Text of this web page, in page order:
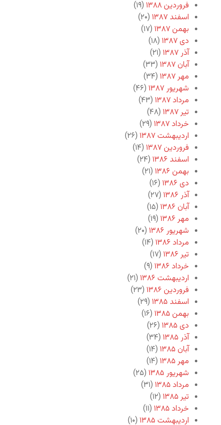
فروردین ۱۳۸۸
(۱۹)
اسفند ۱۳۸۷
(۲۰)
بهمن ۱۳۸۷
(۱۷)
دی ۱۳۸۷
(۱۸)
آذر ۱۳۸۷
(۲۱)
آبان ۱۳۸۷
(۳۳)
مهر ۱۳۸۷
(۳۴)
شهریور ۱۳۸۷
(۴۶)
مرداد ۱۳۸۷
(۴۳)
تیر ۱۳۸۷
(۴۸)
خرداد ۱۳۸۷
(۲۹)
اردیبهشت ۱۳۸۷
(۲۶)
فروردین ۱۳۸۷
(۱۴)
اسفند ۱۳۸۶
(۲۴)
بهمن ۱۳۸۶
(۲۱)
دی ۱۳۸۶
(۱۶)
آذر ۱۳۸۶
(۲۷)
آبان ۱۳۸۶
(۱۵)
مهر ۱۳۸۶
(۱۹)
شهریور ۱۳۸۶
(۲۰)
مرداد ۱۳۸۶
(۱۴)
تیر ۱۳۸۶
(۱۷)
خرداد ۱۳۸۶
(۹)
اردیبهشت ۱۳۸۶
(۲۱)
فروردین ۱۳۸۶
(۲۳)
اسفند ۱۳۸۵
(۲۹)
بهمن ۱۳۸۵
(۱۶)
دی ۱۳۸۵
(۲۶)
آذر ۱۳۸۵
(۳۴)
آبان ۱۳۸۵
(۱۴)
مهر ۱۳۸۵
(۱۴)
شهریور ۱۳۸۵
(۲۵)
مرداد ۱۳۸۵
(۳۱)
تیر ۱۳۸۵
(۱۲)
خرداد ۱۳۸۵
(۱۱)
اردیبهشت ۱۳۸۵
(۱۰)